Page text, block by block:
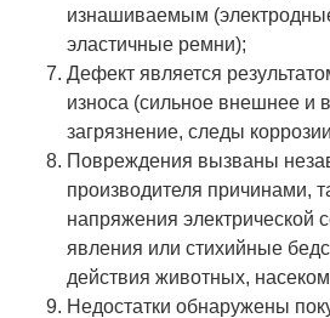
изнашиваемым
эластичные ремни);
Дефект является
износа (сильное внешнее и
загрязнение, следы
Повреждения вызваны
производителя причинами,
напряжения электрической
явления или стихийные
действия животных,
Недостатки обнаружены